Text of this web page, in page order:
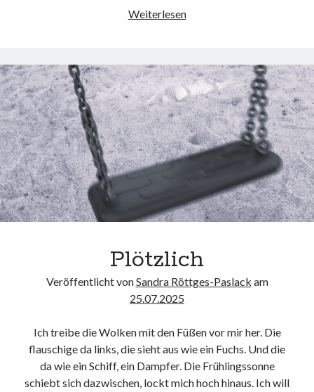
WeiterlesenRotkäppchen
Plötzlich
Veröffentlicht vonSandra Röttges-Paslack am
25.07.2025
Ich treibe die Wolken mit den Füßen vor mir her. Die
flauschige da links, die sieht aus wie ein Fuchs. Und die
da wie ein Schiff, ein Dampfer. Die Frühlingssonne
schiebt sich dazwischen, lockt mich hoch hinaus. Ich will